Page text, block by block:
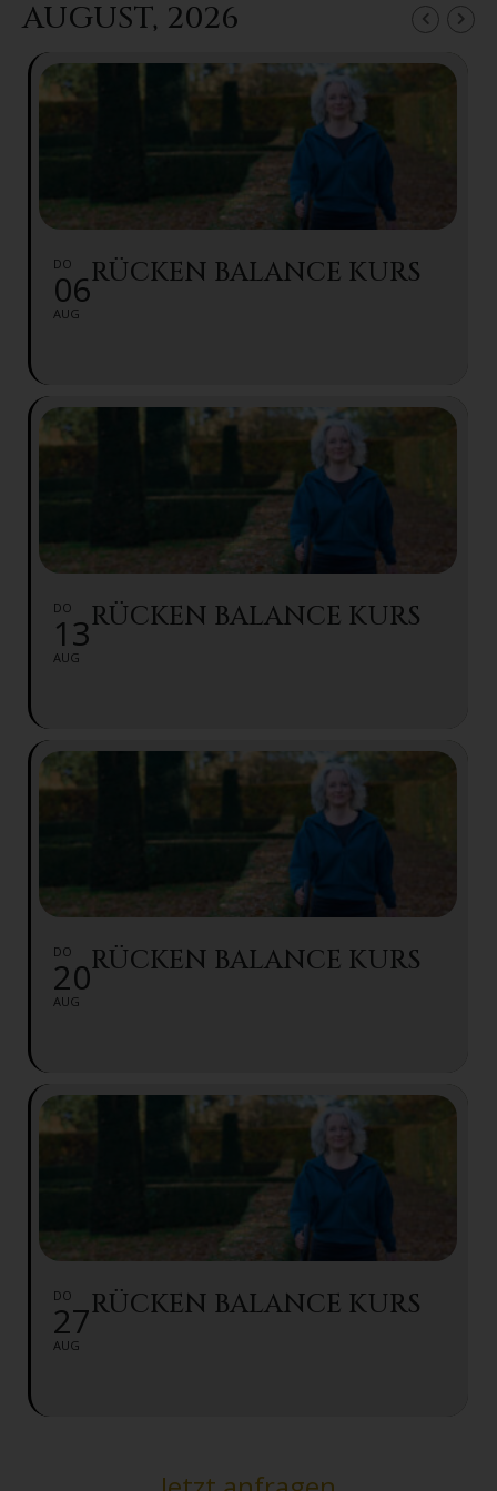
AUGUST, 2026
DO
06
AUG
RÜCKEN BALANCE KURS
DO
13
AUG
RÜCKEN BALANCE KURS
DO
20
AUG
RÜCKEN BALANCE KURS
DO
27
AUG
RÜCKEN BALANCE KURS